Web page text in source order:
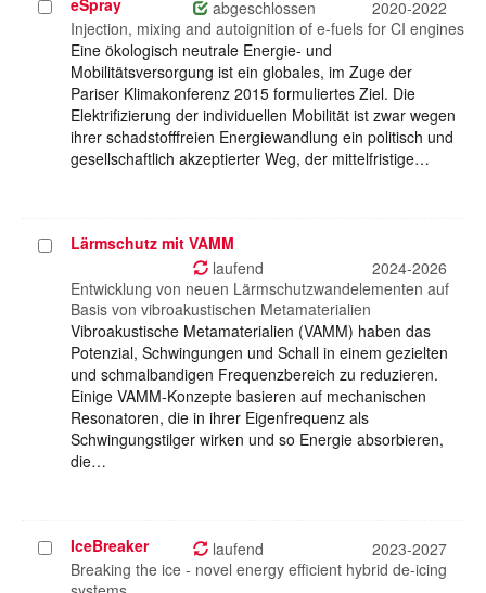
Projekt
auswählen
eSpray abgeschlossen
2020-2022
Injection, mixing and autoignition of e-fuels for CI engines
Eine ökologisch neutrale Energie- und
Mobilitätsversorgung ist ein globales, im Zuge der
Pariser Klimakonferenz 2015 formuliertes Ziel. Die
Elektrifizierung der individuellen Mobilität ist zwar wegen
ihrer schadstofffreien Energiewandlung ein politisch und
gesellschaftlich akzeptierter Weg, der mittelfristige…
ProjektLärmschutz mit VAMM
laufend
2024-2026
Entwicklung von neuen Lärmschutzwandelementen auf
Basis von vibroakustischen Metamaterialien
Vibroakustische Metamaterialien (VAMM) haben das
Potenzial, Schwingungen und Schall in einem gezielten
und schmalbandigen Frequenzbereich zu reduzieren.
Einige VAMM-Konzepte basieren auf mechanischen
Resonatoren, die in ihrer Eigenfrequenz als
Schwingungstilger wirken und so Energie absorbieren,
die…
Projekt
auswählen
IceBreaker laufend
2023-2027
Breaking the ice - novel energy efficient hybrid de-icing